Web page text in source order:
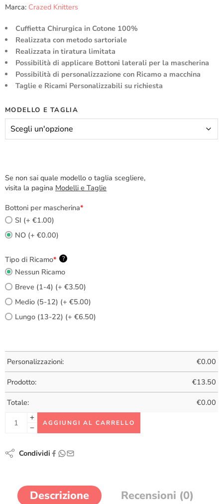
Marca: Crazed Knitters
Cuffietta Chirurgica in Cotone 100%
Realizzata con metodo sartoriale
Realizzata in tiratura limitata
Possibilità di applicare Bottoni laterali per la mascherina
Possibilità di personalizzazione con Ricamo a macchina
Taglie e Ricami Personalizzabili su richiesta
MODELLO E TAGLIA
Se non sai quale modello o taglia scegliere,
visita la pagina Modelli e Taglie
Bottoni per mascherina*
SI (+ €1.00)
NO (+ €0.00)
Tipo di Ricamo* ?
Nessun Ricamo
Breve (1-4) (+ €3.50)
Medio (5-12) (+ €5.00)
Lungo (13-22) (+ €6.50)
Personalizzazioni: €0.00
Prodotto: €13.50
Totale: €0.00
AGGIUNGI AL CARRELLO
Condividi
Descrizione Recensioni (0)